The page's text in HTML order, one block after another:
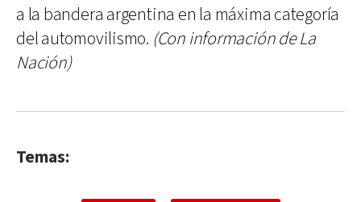
a la bandera argentina en la máxima categoría
del automovilismo. (Con información de La
Nación)
Temas: